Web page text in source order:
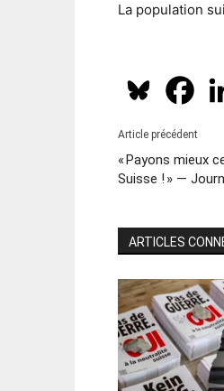
La population
Article précédent
« Payons mieux
Suisse ! » —
ARTICLES